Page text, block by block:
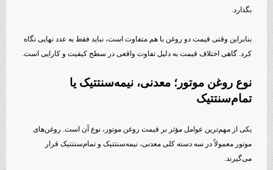
بگذارد.
بنابراین وقتی قیمت دو روغن با هم متفاوت است، نباید فقط به عدد نهایی نگاه
کرد. گاهی اختلاف قیمت به دلیل تفاوت واقعی در سطح کیفیت و کارایی است.
نوع روغن موتور؛ معدنی، نیمه‌سنتتیک یا
تمام‌سنتتیک
یکی از مهم‌ترین عوامل مؤثر بر قیمت روغن موتور، نوع آن است. روغن‌های
موتور معمولاً در سه دسته کلی معدنی، نیمه‌سنتتیک و تمام‌سنتتیک قرار
می‌گیرند.